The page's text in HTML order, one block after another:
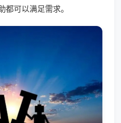
都可以满足需求。